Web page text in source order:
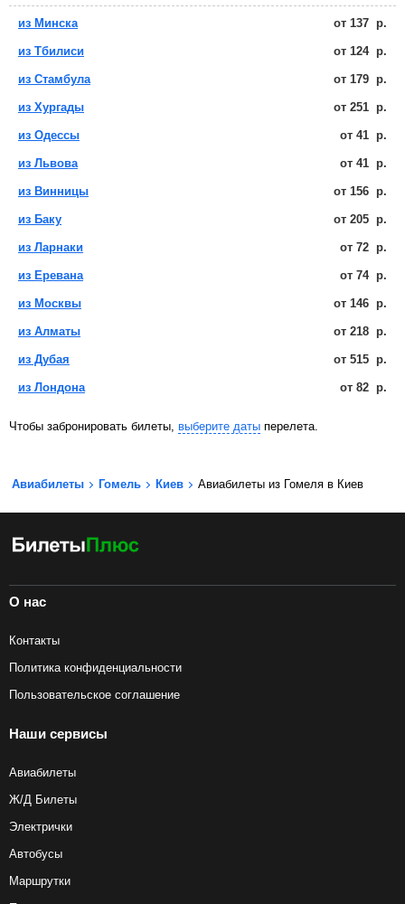
из Минска от 137 р.
из Тбилиси от 124 р.
из Стамбула от 179 р.
из Хургады от 251 р.
из Одессы от 41 р.
из Львова от 41 р.
из Винницы от 156 р.
из Баку от 205 р.
из Ларнаки от 72 р.
из Еревана от 74 р.
из Москвы от 146 р.
из Алматы от 218 р.
из Дубая от 515 р.
из Лондона от 82 р.
Чтобы забронировать билеты, выберите даты перелета.
Авиабилеты Гомель Киев Авиабилеты из Гомеля в Киев
О нас
Контакты
Политика конфиденциальности
Пользовательское соглашение
Наши сервисы
Авиабилеты
Ж/Д Билеты
Электрички
Автобусы
Маршрутки